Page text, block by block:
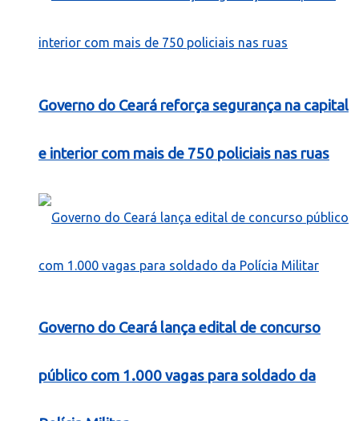
Governo do Ceará reforça segurança na capital
e interior com mais de 750 policiais nas ruas
Governo do Ceará lança edital de concurso
público com 1.000 vagas para soldado da